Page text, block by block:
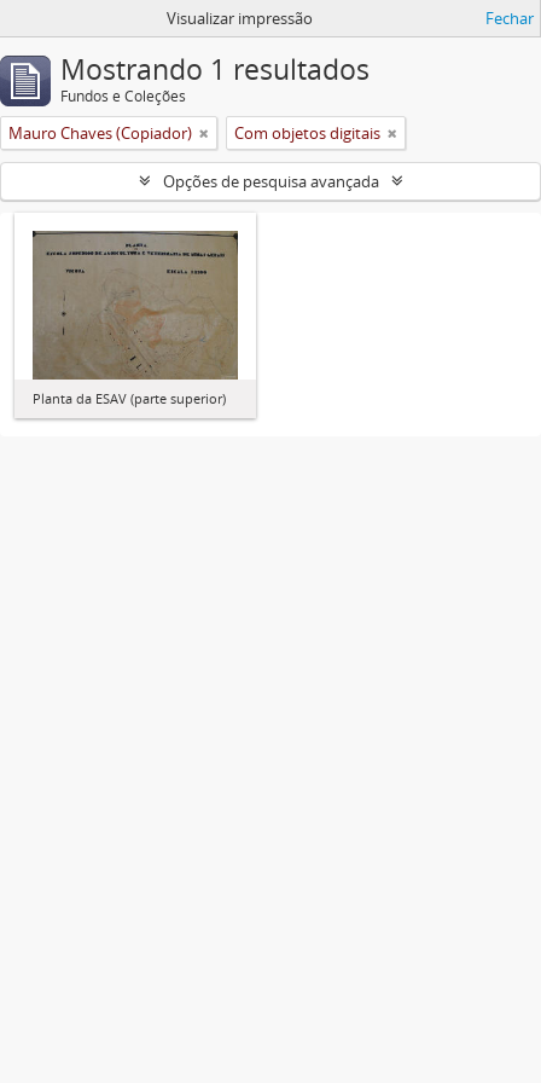
Visualizar impressão Fechar
Mostrando 1 resultados
Fundos e Coleções
Mauro Chaves (Copiador) Com objetos digitais
Opções de pesquisa avançada
Planta da ESAV (parte superior)